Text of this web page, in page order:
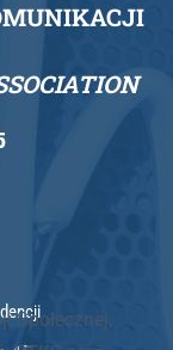
Społecznej,